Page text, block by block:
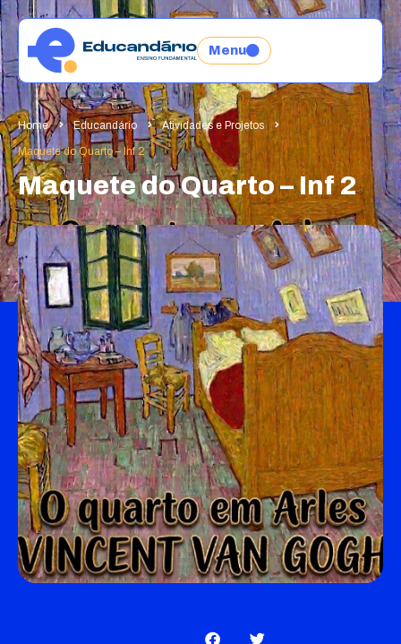
Menu
Home Educandário Atividades e Projetos
Maquete do Quarto – Inf 2
Maquete do Quarto – Inf 2